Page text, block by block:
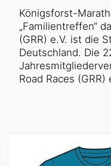
Königsforst-
„Familientreffen“
(GRR) e.V. ist die
Deutschland. Die
Road Races